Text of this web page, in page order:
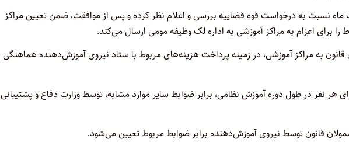
ماه نسبت به درخواست قوه قضاییه بررسی و اعلام نظر کرده و پس از موافقت، ضمن تعیین مراکز
برای اعزام به مراکز آموزشی به اداره لک وظیفه مومی ارسال می‌کند.
قانون به مراکز آموزشی، در زمینه پرداخت هزینه‌های مربوط با ستاد نیروی آموزش‌دهنده هماهنگی
هر نفر در طول دوره آموزش نظامی، برابر ضوابط سایر موارد مشابه، توسط وزارت دفاع و پشتیبانی